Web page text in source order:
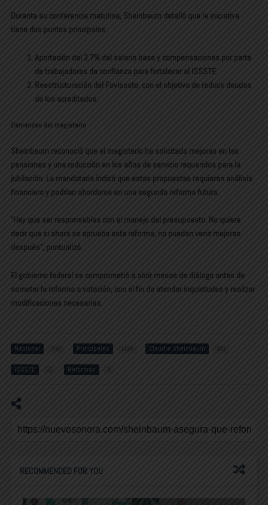
Durante su conferencia matutina, Sheinbaum detalló que la iniciativa
tiene dos puntos principales:
Aportación del 2.7% del salario base y compensaciones por parte
detrabajadores de confianzapara fortalecer al ISSSTE.
Reestructuración del Fovissste, con el objetivo de reducir deudas
de los acreditados.
Demandas del magisterio
Sheinbaum reconoció que el magisterio ha solicitado mejoras en las
pensiones y una reducción en los años de serviciorequeridos para la
jubilación. La mandataria indicó que estas propuestas requieren análisis
financiero y podrían abordarse en una segunda reforma futura
“Hay que ser responsables con el manejo del presupuesto. No quiere
decir que si ahora se aprueba esta reforma, no puedan venir mejoras
después”, puntualizó.
El gobierno federal se comprometió a abrirmesas de diálogoantes de
someter la reforma a votación, con el fin de atender inquietudes y realizar
modificaciones necesarias.
Nacional 797 Principales 1485 Claudia Sheinbaum 263
ISSSTE 11 Reformas 5
RECOMMENDED FOR YOU